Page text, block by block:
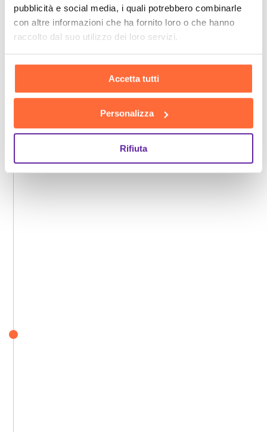
pubblicità e social media, i quali potrebbero combinarle
con altre informazioni che ha fornito loro o che hanno
raccolto dal suo utilizzo dei loro servizi.
Accetta tutti
Personalizza
Rifiuta